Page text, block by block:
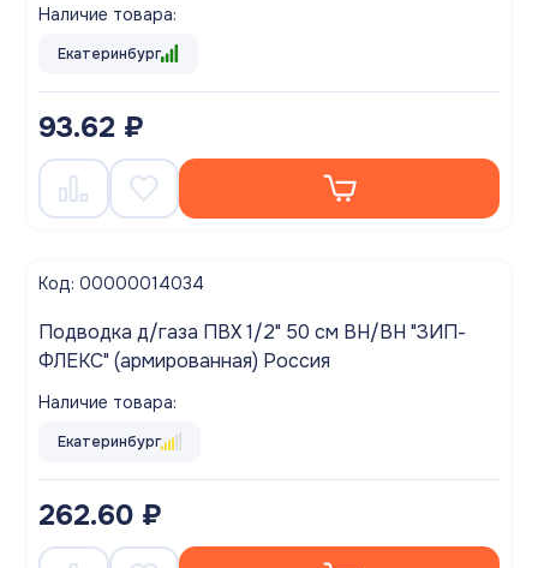
Наличие товара:
Екатеринбург
93.62 ₽
Код: 00000014034
Подводка д/газа ПВХ 1/2" 50 см ВН/ВН "ЗИП-
ФЛЕКС" (армированная) Россия
Наличие товара:
Екатеринбург
262.60 ₽